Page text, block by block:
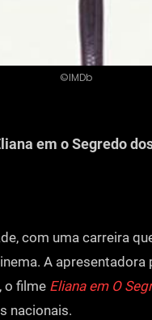
©IMDb
em o Segredo
com uma carreira
A
o filme Eliana em O
nacionais.